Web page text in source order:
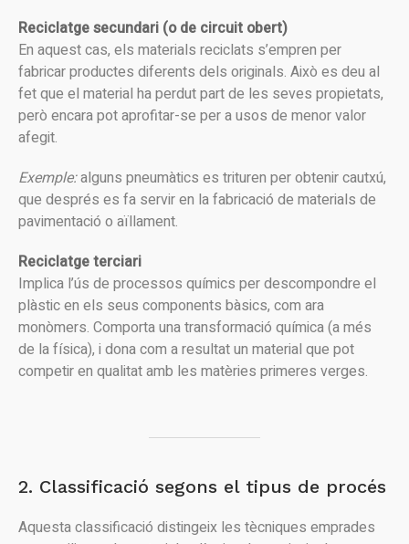
Reciclatge secundari (o de circuit obert)
En aquest cas, els materials reciclats s’empren per
fabricar productes diferents dels originals. Això es deu al
fet que el material ha perdut part de les seves propietats,
però encara pot aprofitar-se per a usos de menor valor
afegit.
Exemple:alguns pneumàtics es trituren per obtenir cautxú,
que després es fa servir en la fabricació de materials de
pavimentació o aïllament.
Reciclatge terciari
Implica l’ús de processos químics per descompondre el
plàstic en els seus components bàsics, com ara
monòmers. Comporta una transformació química (a més
de la física), i dona com a resultat un material que pot
competir en qualitat amb les matèries primeres verges.
2. Classificació segons el tipus de procés
Aquesta classificació distingeix les tècniques emprades